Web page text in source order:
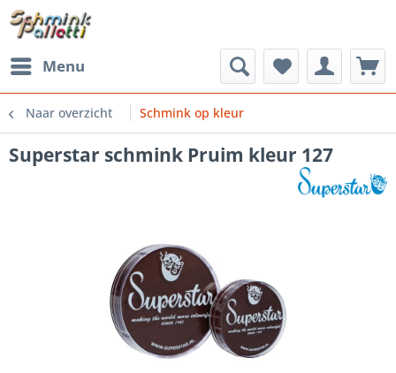
Menu
Naar overzicht Schmink op kleur
Superstar schmink Pruim kleur 127